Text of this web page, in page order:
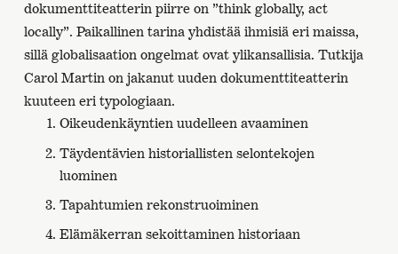
dokumenttiteatterin piirre on ”think globally, act
locally”. Paikallinen tarina yhdistää ihmisiä eri maissa,
sillä globalisaation ongelmat ovat ylikansallisia. Tutkija
Carol Martin on jakanut uuden dokumenttiteatterin
kuuteen eri typologiaan.
Oikeudenkäyntien uudelleen avaaminen
Täydentävien historiallisten selontekojen
luominen
Tapahtumien rekonstruoiminen
Elämäkerran sekoittaminen historiaan